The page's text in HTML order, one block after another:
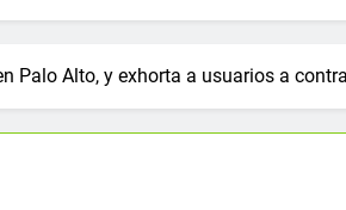
Palo Alto, y exhorta a usuarios a